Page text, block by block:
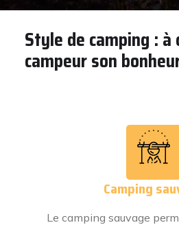
Style de camping : à
campeur son
Camping
Le camping sauvage